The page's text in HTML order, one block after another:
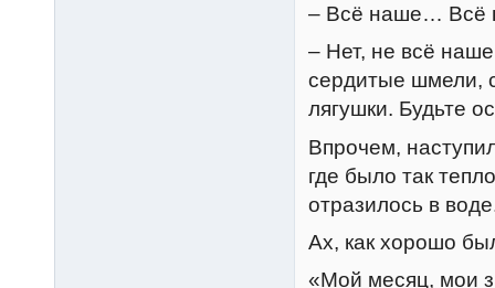
– Всё наше…
– Нет, не всё
сердитые шмели,
лягушки. Будьте
Впрочем,
где было так
отразилось в
Ах, как хорошо
«Мой месяц, мои